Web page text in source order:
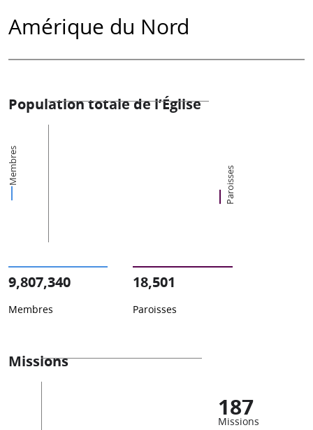
Amérique du Nord
Population totale de l’Église
Membres Paroisses
9,807,340
Membres
18,501
Paroisses
Missions
187
Missions